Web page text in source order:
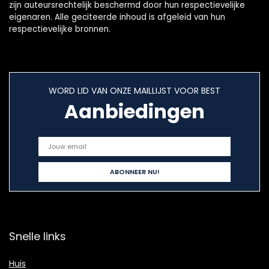
zijn auteursrechtelijk beschermd door hun respectievelijke
eigenaren. Alle geciteerde inhoud is afgeleid van hun
respectievelijke bronnen.
WORD LID VAN ONZE MAILLIJST VOOR BEST
Aanbiedingen
Snelle links
Huis